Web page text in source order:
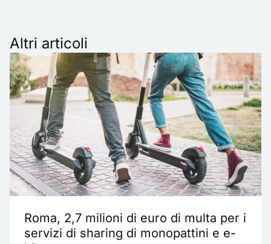
Altri articoli
Roma, 2,7 milioni di euro di multa per i
servizi di sharing di monopattini e e-